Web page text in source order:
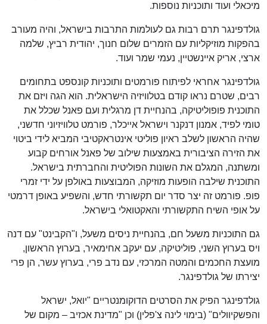
מיכאלי ועוד ותוכניות נוספות.
גולדפינגר תרם רבות גם לעולמות התרבות בישראל, והיה מעורב
בהפקות מוזיקליות עם הזמרים שלום חנוך, יהודית רביץ, שלמה
ארצי, אריק איינשטיין, נעמי שמר ועוד.
גולדפינגר אחראי לפיתוח פורמטים ותוכניות קונספט בתחומים
רבים, שטרם נראו קודם בטלוויזיה הישראלית. הוא הגה ויזם את
התוכנית פופוליטיקה, בהנחיית דן מרגלית ועם פאנל שכלל את
טומי לפיד, אמנון דנקנר וישראל אייכלר, פורמט טלוויזיוני חדשני,
שהיה הראשון לשלב ראיון פוליטי אינטראקטיבי המביא לידי ביטוי
את הזירה הציבורית באמצעות שילוב של פאנל אורחים קבוע
ומשתנה, המגלם את השונות הפוליטית והחברתית בישראל.
התוכנית שילבה הופעות מוזיקה, המבוצעות באולפן על ידי זמרי
פופ. פורמט זה יצר סדר יום תקשורתי חדש, והשפיע באופן דרמטי
על אופי השיח התקשורתי והאקטואלי בישראל.
גם התוכניות משעל חם, בהנחיית ניסים משעל, ו"הקבינט" עם דנה
ויס בערוץ השני, פוליטיקה, עם יעקב אחימאיר, בערוץ הראשון,
מועצת החכמים והמטה המרכזי, עם נדב פרי, בערוץ עשר, הן פרי
יצירתו של גולדפינגר.
גולדפינגר הפיק את הסרטים הדוקומנטריים "יואל, ישראל
והפשקיוולים" (בימוי לינה צ'פלין) וכן "מדינת אכזיב – מקום של